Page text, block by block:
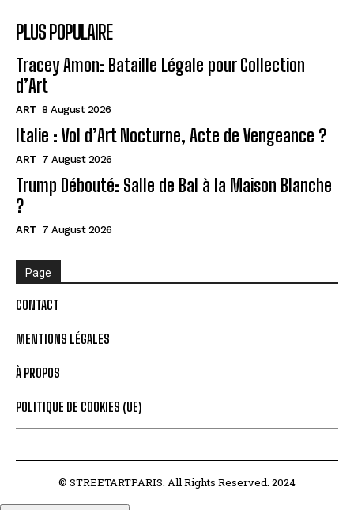
PLUS POPULAIRE
Tracey Amon: Bataille Légale pour Collection
d’Art
ART 8 August 2026
Italie : Vol d’Art Nocturne, Acte de Vengeance ?
ART 7 August 2026
Trump Débouté: Salle de Bal à la Maison Blanche
?
ART 7 August 2026
Page
CONTACT
MENTIONS LÉGALES
À PROPOS
POLITIQUE DE COOKIES (UE)
© STREETARTPARIS. All Rights Reserved. 2024